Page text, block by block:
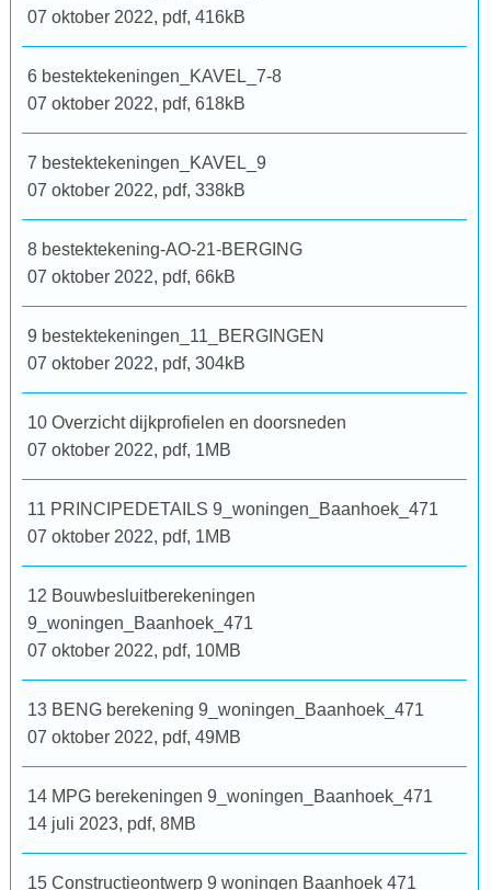
07 oktober 2022, pdf, 416kB
6 bestektekeningen_KAVEL_7-8
07 oktober 2022, pdf, 618kB
7 bestektekeningen_KAVEL_9
07 oktober 2022, pdf, 338kB
8 bestektekening-AO-21-BERGING
07 oktober 2022, pdf, 66kB
9 bestektekeningen_11_BERGINGEN
07 oktober 2022, pdf, 304kB
10 Overzicht dijkprofielen en doorsneden
07 oktober 2022, pdf, 1MB
11 PRINCIPEDETAILS 9_woningen_Baanhoek_471
07 oktober 2022, pdf, 1MB
12 Bouwbesluitberekeningen
9_woningen_Baanhoek_471
07 oktober 2022, pdf, 10MB
13 BENG berekening 9_woningen_Baanhoek_471
07 oktober 2022, pdf, 49MB
14 MPG berekeningen 9_woningen_Baanhoek_471
14 juli 2023, pdf, 8MB
15 Constructieontwerp 9 woningen Baanhoek 471